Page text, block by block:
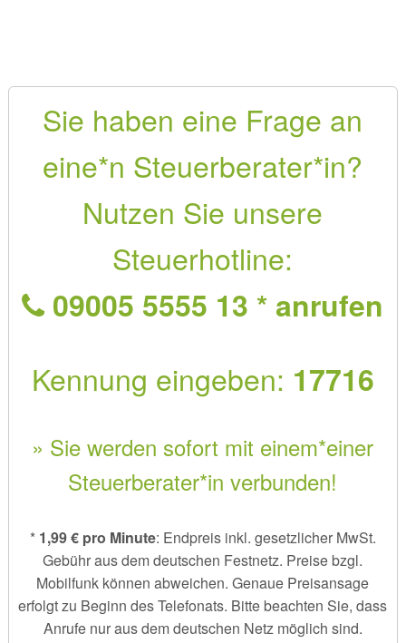
Sie haben eine Frage an
eine*n Steuerberater*in?
Nutzen Sie unsere
Steuerhotline:
09005 5555 13 * anrufen
Kennung eingeben: 17716
» Sie werden sofort mit einem*einer
Steuerberater*in verbunden!
* 1,99 € pro Minute: Endpreis inkl. gesetzlicher MwSt.
Gebühr aus dem deutschen Festnetz. Preise bzgl.
Mobilfunk können abweichen. Genaue Preisansage
erfolgt zu Beginn des Telefonats. Bitte beachten Sie, dass
Anrufe nur aus dem deutschen Netz möglich sind.